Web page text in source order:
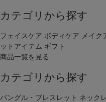
カテゴリから探す
フェイスケア ボディケア メイク
ットアイテム ギフト
商品一覧を見る
カテゴリから探す
バングル・ブレスレット ネック